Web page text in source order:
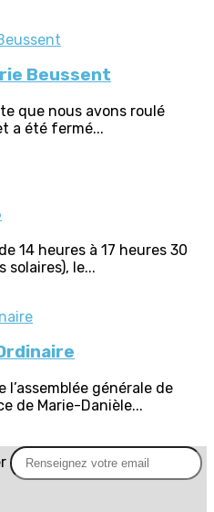
Beussent
que nous avons roulé
a été fermé...
14 heures à 17 heures 30
solaires), le...
l’assemblée générale de
de Marie-Danièle...